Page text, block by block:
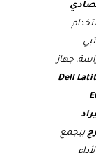
جهاز
Dell
بيجمع